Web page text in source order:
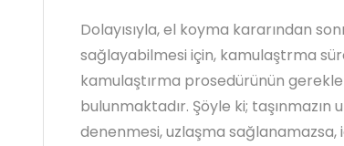
Dolayısıyla, el koyma kararından
sağlayabilmesi için, kamulaştrma
kamulaştırma prosedürünün
bulunmaktadır. Şöyle ki; taşınmazın
denenmesi, uzlaşma sağlanamazsa,